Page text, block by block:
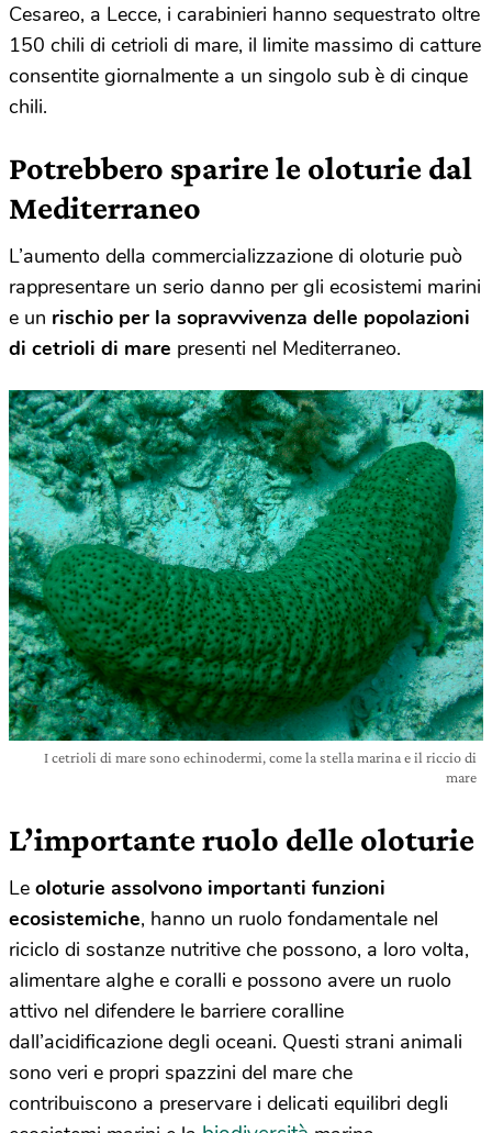
Cesareo, a Lecce, i carabinieri hanno sequestrato oltre
150 chili di cetrioli di mare, il limite massimo di catture
consentite giornalmente a un singolo sub è di cinque
chili.
Potrebbero sparire le oloturie dal
Mediterraneo
L’aumento della commercializzazione di oloturie può
rappresentare un serio danno per gli ecosistemi marini
e un rischio per la sopravvivenza delle popolazioni
di cetrioli di mare presenti nel Mediterraneo.
I cetrioli di mare sono echinodermi, come la stella marina e il riccio di
mare
L’importante ruolo delle oloturie
Le oloturie assolvono importanti funzioni
ecosistemiche, hanno un ruolo fondamentale nel
riciclo di sostanze nutritive che possono, a loro volta,
alimentare alghe e coralli e possono avere un ruolo
attivo nel difendere le barriere coralline
dall’acidificazione degli oceani. Questi strani animali
sono veri e propri spazzini del mare che
contribuiscono a preservare i delicati equilibri degli